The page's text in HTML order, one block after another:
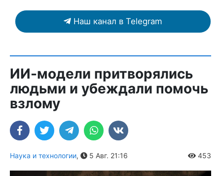
Наш канал в Telegram
ИИ-модели притворялись
людьми и убеждали помочь
взлому
Наука и технологии, 5 Авг. 21:16 453